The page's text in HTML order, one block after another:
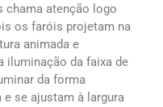
chama atenção logo
os faróis projetam na
animada e
iluminação da faixa de
da forma
se ajustam à largura